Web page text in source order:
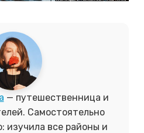
— путешественница и
Самостоятельно
изучила все районы и